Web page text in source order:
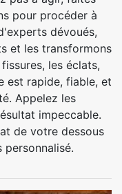
pour procéder à
dévoués,
et les transformons
les éclats,
est rapide, fiable, et
Appelez les
impeccable.
de votre dessous